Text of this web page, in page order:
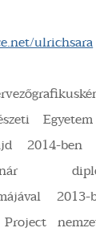
ulrichsara
2014-
tanár